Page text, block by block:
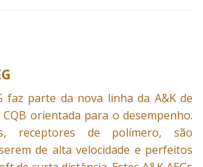
faz parte da nova linha da A&K de
CQB orientada para o desempenho.
receptores de polímero, são
de alta velocidade e perfeitos